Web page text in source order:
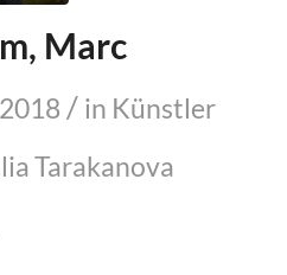
Marc
/ in Künstler
Tarakanova